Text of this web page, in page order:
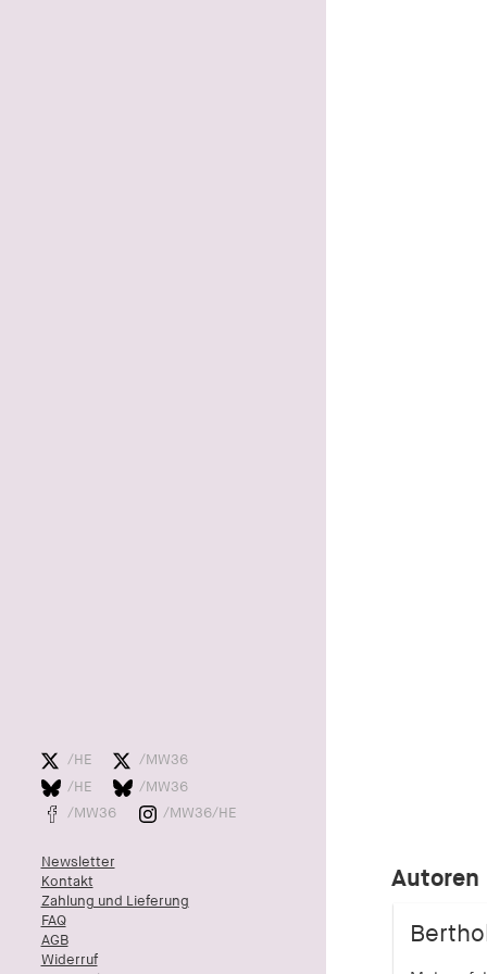
/HE
/MW36
/HE
/MW36
/MW36
/MW36/HE
Newsletter
Kontakt
Zahlung und Lieferung
FAQ
AGB
Widerruf
Autoren